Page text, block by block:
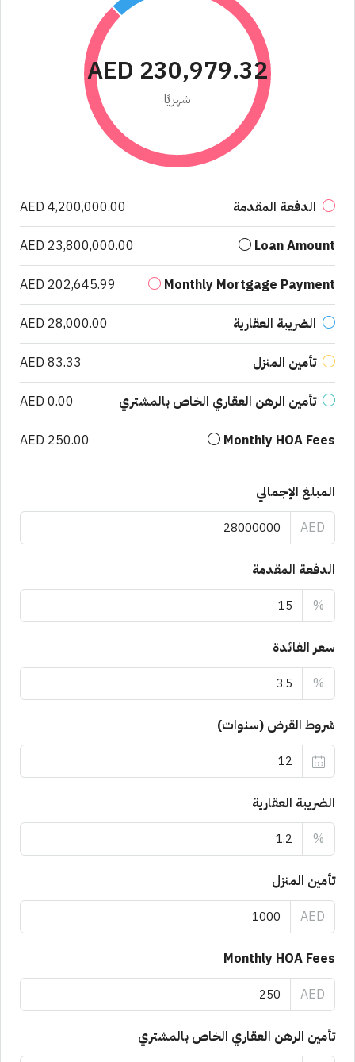
AED 230,979.32
شهريًا
الدفعة المقدمة AED 4,200,000.00
Loan Amount
AED 23,800,000.00
Monthly Mortgage Payment
AED 202,645.99
الضريبة العقارية AED 28,000.00
تأمين المنزل AED 83.33
تأمين الرهن العقاري الخاص بالمشتري AED 0.00
Monthly HOA Fees
AED 250.00
المبلغ الإجمالي
AED
الدفعة المقدمة
%
سعر الفائدة
%
شروط القرض (سنوات)
الضريبة العقارية
%
تأمين المنزل
AED
Monthly HOA Fees
AED
تأمين الرهن العقاري الخاص بالمشتري